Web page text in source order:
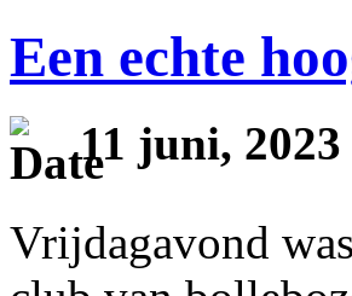
Een echte
11 juni, 2023
Vrijdagavond